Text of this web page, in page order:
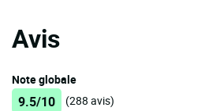
Avis
Note globale
9.5/10 (288 avis)